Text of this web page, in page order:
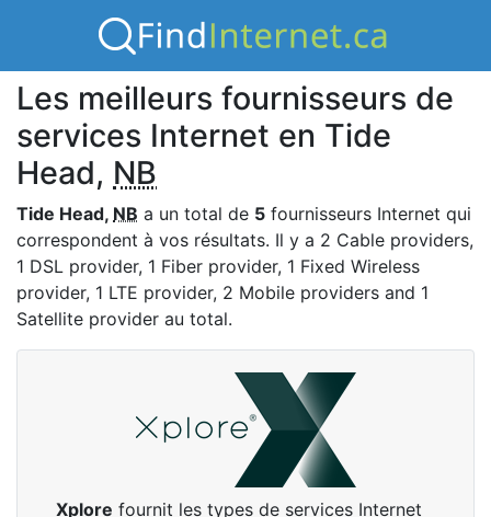
Les meilleurs fournisseurs de
services Internet en Tide
Head, NB
Tide Head, NB a un total de 5 fournisseurs Internet qui
correspondent à vos résultats. Il y a 2 Cable providers,
1 DSL provider, 1 Fiber provider, 1 Fixed Wireless
provider, 1 LTE provider, 2 Mobile providers and 1
Satellite provider au total.
Xplore fournit les types de services Internet